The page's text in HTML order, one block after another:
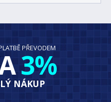
PŘEVODEM
3%
NÁKUP